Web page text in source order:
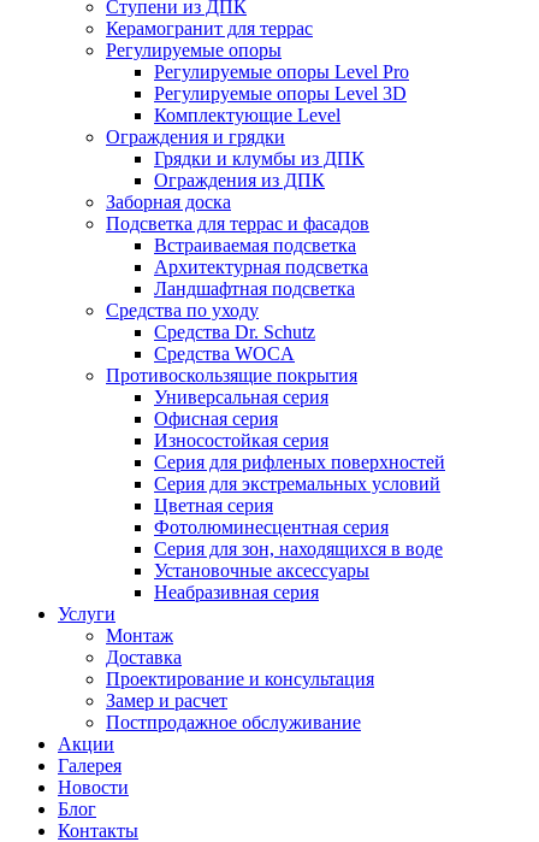
Ступени из ДПК
Керамогранит для террас
Регулируемые опоры
Регулируемые опоры Level Pro
Регулируемые опоры Level 3D
Комплектующие Level
Ограждения и грядки
Грядки и клумбы из ДПК
Ограждения из ДПК
Заборная доска
Подсветка для террас и фасадов
Встраиваемая подсветка
Архитектурная подсветка
Ландшафтная подсветка
Средства по уходу
Средства Dr. Schutz
Средства WOCA
Противоскользящие покрытия
Универсальная серия
Офисная серия
Износостойкая серия
Серия для рифленых поверхностей
Серия для экстремальных условий
Цветная серия
Фотолюминесцентная серия
Серия для зон, находящихся в воде
Установочные аксессуары
Неабразивная серия
Услуги
Монтаж
Доставка
Проектирование и консультация
Замер и расчет
Постпродажное обслуживание
Акции
Галерея
Новости
Блог
Контакты